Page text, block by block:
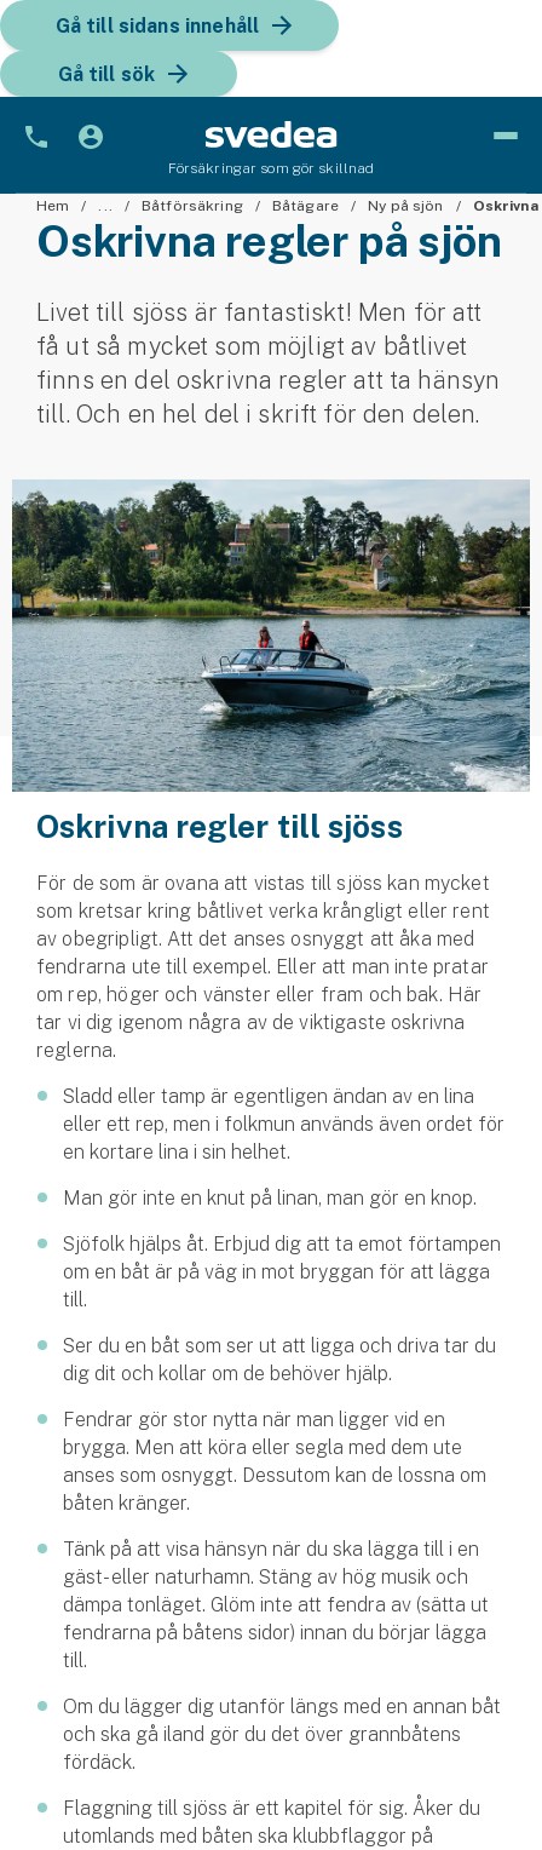
Gå till sidans innehåll
Gå till sök
Försäkringar som gör skillnad
Bil
Bilförsäkring för företag
Fordon
Snöskoterförsäkring
Släpvagnsförsäkring
Husvagnsförsäkring
Motorcykel
Mc-försäkring
Märkesförsäkringar
Båt
Båtförsäkring
Märkesförsäkringar
Vattenskoterförsäkring
Sportfiskarna
Djur
Hundförsäkring
Jakthundsförsäkring
Djurförsäkring
Hem & hus
Hemförsäkring
Villaförsäkring
Bostadsrättsförsäkring
Hyresrättsförsäkring
Fritidshusförsäkring
Företag
Bilförsäkring för företag
Släpvagnsförsäkring
Hem ... Båtförsäkring Båtägare Ny på sjön
Oskrivna regler på sjön
Livet till sjöss är fantastiskt! Men för att
få ut så mycket som möjligt av båtlivet
finns en del oskrivna regler att ta hänsyn
till. Och en hel del i skrift för den delen.
Oskrivna regler till sjöss
För de som är ovana att vistas till sjöss kan mycket
som kretsar kring båtlivet verka krångligt eller rent
av obegripligt. Att det anses osnyggt att åka med
fendrarna ute till exempel. Eller att man inte pratar
om rep, höger och vänster eller fram och bak. Här
tar vi dig igenom några av de viktigaste oskrivna
reglerna.
Sladd eller tamp är egentligen ändan av en lina
eller ett rep, men i folkmun används även ordet för
en kortare lina i sin helhet.
Man gör inte en knut på linan, man gör en knop.
Sjöfolk hjälps åt. Erbjud dig att ta emot förtampen
om en båt är på väg in mot bryggan för att lägga
till.
Ser du en båt som ser ut att ligga och driva tar du
dig dit och kollar om de behöver hjälp.
Fendrar gör stor nytta när man ligger vid en
brygga. Men att köra eller segla med dem ute
anses som osnyggt. Dessutom kan de lossna om
båten kränger.
Tänk på att visa hänsyn när du ska lägga till i en
gäst- eller naturhamn. Stäng av hög musik och
dämpa tonläget. Glöm inte att fendra av (sätta ut
fendrarna på båtens sidor) innan du börjar lägga
till.
Om du lägger dig utanför längs med en annan båt
och ska gå iland gör du det över grannbåtens
fördäck.
Flaggning till sjöss är ett kapitel för sig. Åker du
utomlands med båten ska klubbflaggor på